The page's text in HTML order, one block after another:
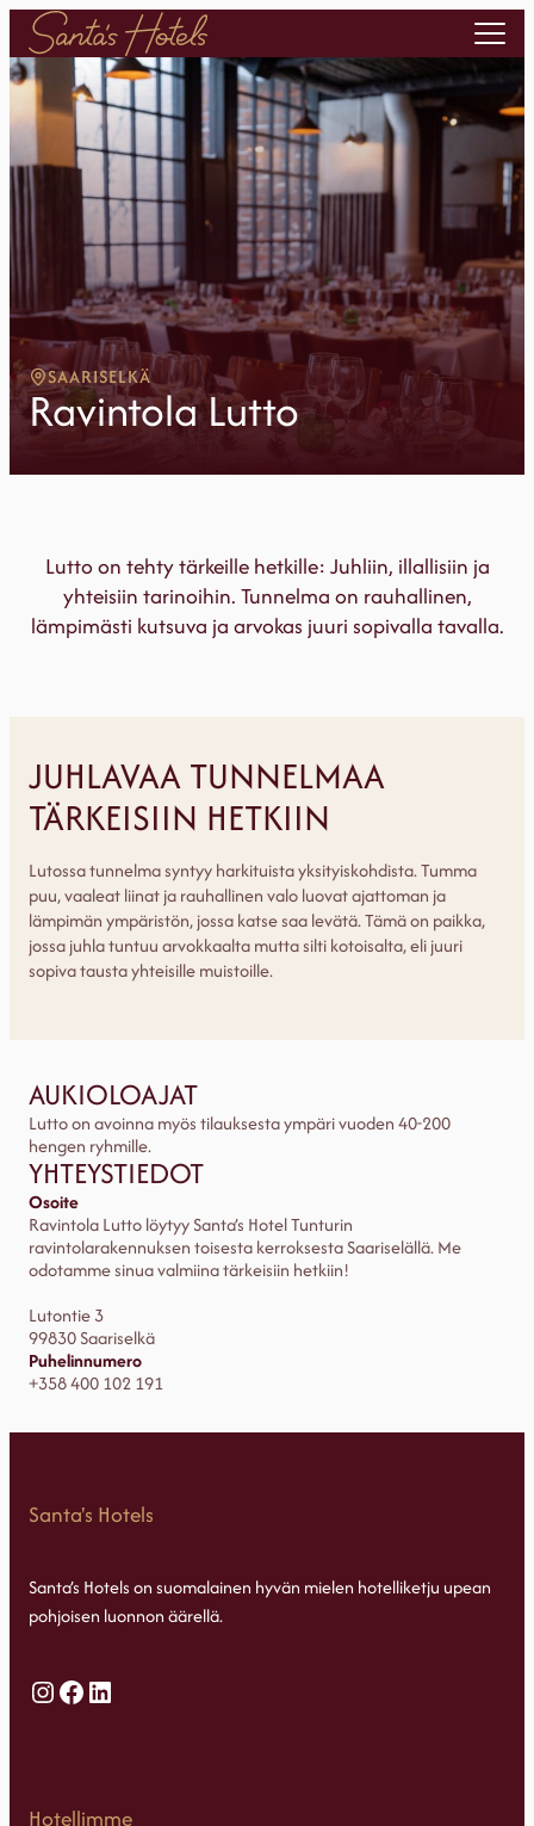
SAARISELKÄ
Ravintola Lutto
Lutto on tehty tärkeille hetkille: Juhliin, illallisiin ja
yhteisiin tarinoihin. Tunnelma on rauhallinen,
lämpimästi kutsuva ja arvokas juuri sopivalla tavalla.
JUHLAVAA TUNNELMAA
TÄRKEISIIN HETKIIN
Lutossa tunnelma syntyy harkituista yksityiskohdista. Tumma
puu, vaaleat liinat ja rauhallinen valo luovat ajattoman ja
lämpimän ympäristön, jossa katse saa levätä. Tämä on paikka,
jossa juhla tuntuu arvokkaalta mutta silti kotoisalta, eli juuri
sopiva tausta yhteisille muistoille.
AUKIOLOAJAT
Lutto on avoinna myös tilauksesta ympäri vuoden 40-200
hengen ryhmille.
YHTEYSTIEDOT
Osoite
Ravintola Lutto löytyy Santa’s Hotel Tunturin
ravintolarakennuksen toisesta kerroksesta Saariselällä. Me
odotamme sinua valmiina tärkeisiin hetkiin!
Lutontie 3
99830 Saariselkä
Puhelinnumero
+358 400 102 191
Santa's Hotels
Santa’s Hotels on suomalainen hyvän mielen hotelliketju upean
pohjoisen luonnon äärellä.
Instagram
Facebook
LinkedIn
Hotellimme